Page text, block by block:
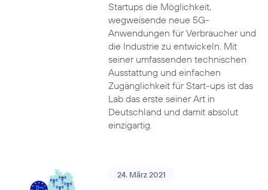
Startups die Möglichkeit,
wegweisende neue 5G-
Anwendungen für Verbraucher und
die Industrie zu entwickeln. Mit
seiner umfassenden technischen
Ausstattung und einfachen
Zugänglichkeit für Start-ups ist das
Lab das erste seiner Art in
Deutschland und damit absolut
einzigartig.
24. März 2021